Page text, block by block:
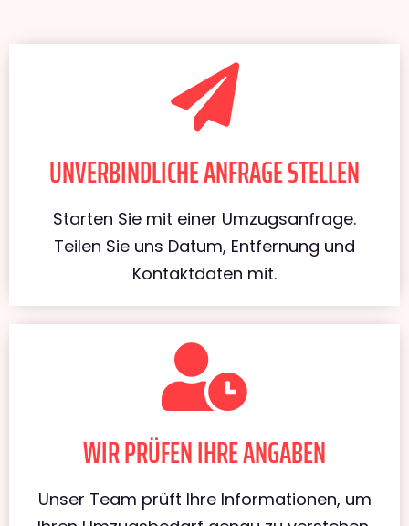
UNVERBINDLICHE ANFRAGE STELLEN
Starten Sie mit einer Umzugsanfrage.
Teilen Sie uns Datum, Entfernung und
Kontaktdaten mit.
WIR PRÜFEN IHRE ANGABEN
Unser Team prüft Ihre Informationen, um